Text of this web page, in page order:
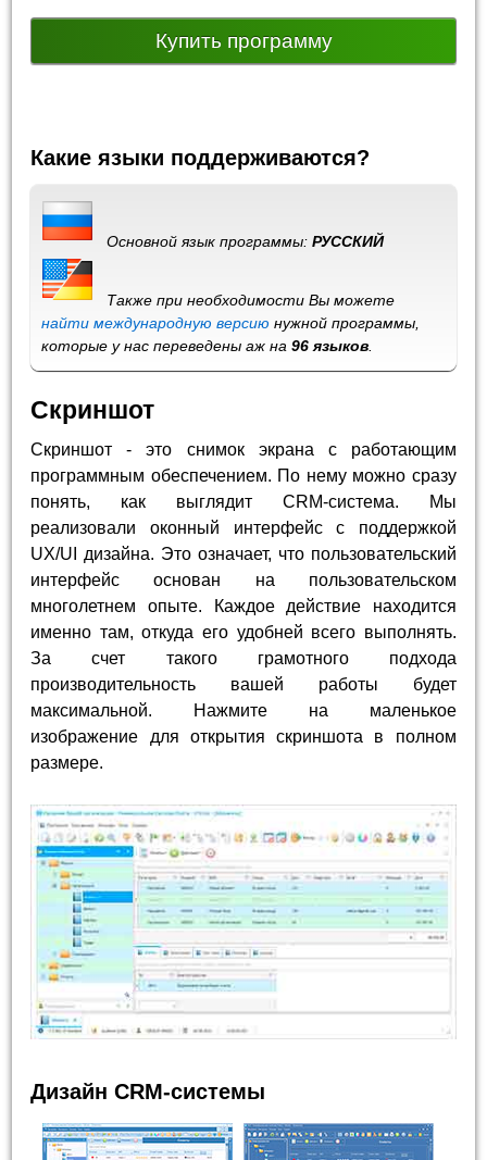
Купить программу
Какие языки поддерживаются?
Основной язык программы:РУССКИЙ
Также при необходимости Вы можете
найти международную версию нужной программы,
которые у нас переведены аж на96 языков
Скриншот
Скриншот - это снимок экрана с работающим
программным обеспечением. По нему можно сразу
понять, как выглядит CRM-система. Мы
реализовали оконный интерфейс с поддержкой
UX/UI дизайна. Это означает, что пользовательский
интерфейс основан на пользовательском
многолетнем опыте. Каждое действие находится
именно там, откуда его удобней всего выполнять.
За счет такого грамотного подхода
производительность вашей работы будет
максимальной. Нажмите на маленькое
изображение для открытия скриншота в полном
размере.
Дизайн CRM-системы